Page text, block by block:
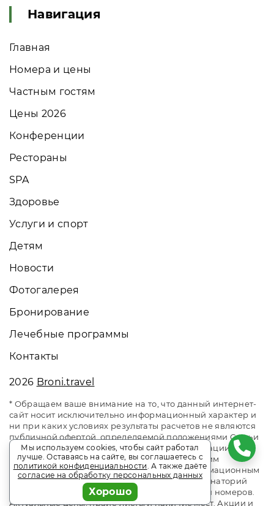
Навигация
Главная
Номера и цены
Частным гостям
Цены 2026
Конференции
Рестораны
SPA
Здоровье
Услуги и спорт
Детям
Новости
Фотогалерея
Бронирование
Лечебные программы
Контакты
2026 Broni.travel
* Обращаем ваше внимание на то, что данный интернет-
сайт носит исключительно информационный характер и
ни при каких условиях результаты расчетов не являются
публичной офертой, определяемой положениями Статьи
437 Гражданского кодекса Российской Федерации. За
окончательным расчетом обращайтесь к нашим
менеджерам. Данный ресурс является информационным
сайтом сервиса бронирования Broni.travel. Санаторий
«Загорские Дали». Сайт онлайн бронирования номеров.
Актуальные цены, прайс-листы и наличие мест. Акции и
Мы используем cookies, чтобы сайт работал
лучше. Оставаясь на сайте, вы соглашаетесь с
политикой конфиденциальности. А также даёте
согласие на обработку персональных данных
Хорошо